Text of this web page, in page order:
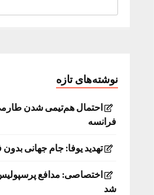
نوشته‌های تازه
احتمال هم‌تیمی شدن
فرانسه
تهدید یوفا: جام جهانی
اختصاصی: مدافع
شد